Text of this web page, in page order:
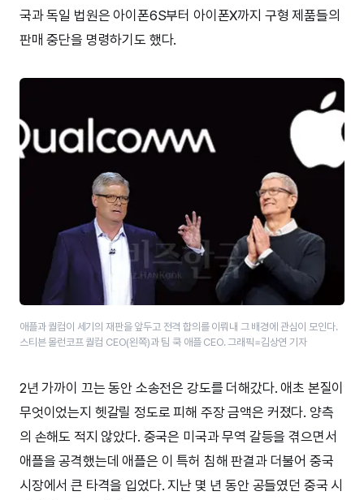
국과 독일 법원은 아이폰6S부터 아이폰X까지 구형 제품들의
판매 중단을 명령하기도 했다.
애플과 퀄컴이 세기의 재판을 앞두고 전격 합의를 이뤄내 그 배경에 관심이 모인다.
스티븐 몰런코프 퀄컴 CEO(왼쪽)과 팀 쿡 애플 CEO. 그래픽=김상연 기자
2년 가까이 끄는 동안 소송전은 강도를 더해갔다. 애초 본질이
무엇이었는지 헷갈릴 정도로 피해 주장 금액은 커졌다. 양측
의 손해도 적지 않았다. 중국은 미국과 무역 갈등을 겪으면서
애플을 공격했는데 애플은 이 특허 침해 판결과 더불어 중국
시장에서 큰 타격을 입었다. 지난 몇 년 동안 공들였던 중국 시